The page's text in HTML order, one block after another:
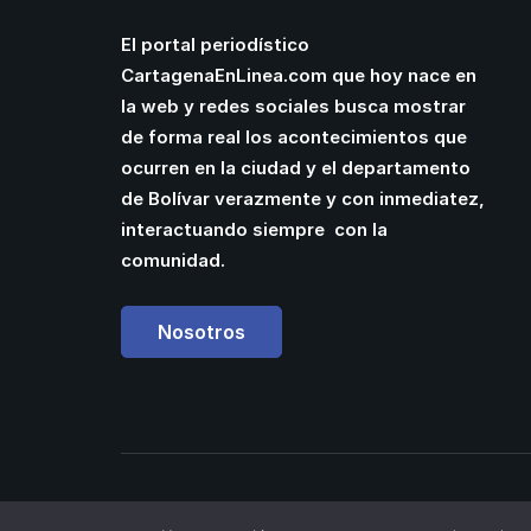
El portal periodístico
CartagenaEnLinea.com que hoy nace en
la web y redes sociales busca mostrar
de forma real los acontecimientos que
ocurren en la ciudad y el departamento
de Bolívar verazmente y con inmediatez,
interactuando siempre con la
comunidad.
Nosotros